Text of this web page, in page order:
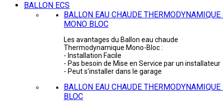
BALLON ECS
BALLON EAU CHAUDE THERMODYNAMIQUE
MONO BLOC
Les avantages du Ballon eau chaude
Thermodynamique Mono-Bloc :
- Installation Facile
- Pas besoin de Mise en Service par un installateur
- Peut s'installer dans le garage
BALLON EAU CHAUDE
BLOC